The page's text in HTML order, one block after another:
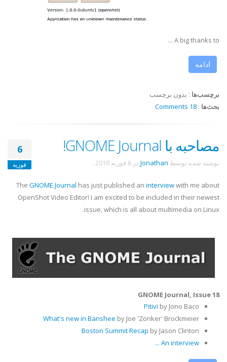
A big thanks to ...
ادامه
برچسب‌ها : بدون برچسب
بحث‌ها :
18 Comments
6
فوریه
مصاحبه با GNOME Journal!
نوشته شده توسط Jonathan در 6 فوریه 2010 .
The GNOME Journal has just published an interviewwith me about
OpenShot Video Editor! I am excited to be included in their newest
issue, which is all about multimedia on Linux.
GNOME Journal, Issue 18
Pitivi by Jono Baco
What's newin Banshee by Joe 'Zonker' Brockmeier
Boston Summit Recap by Jason Clinton
An interview ...